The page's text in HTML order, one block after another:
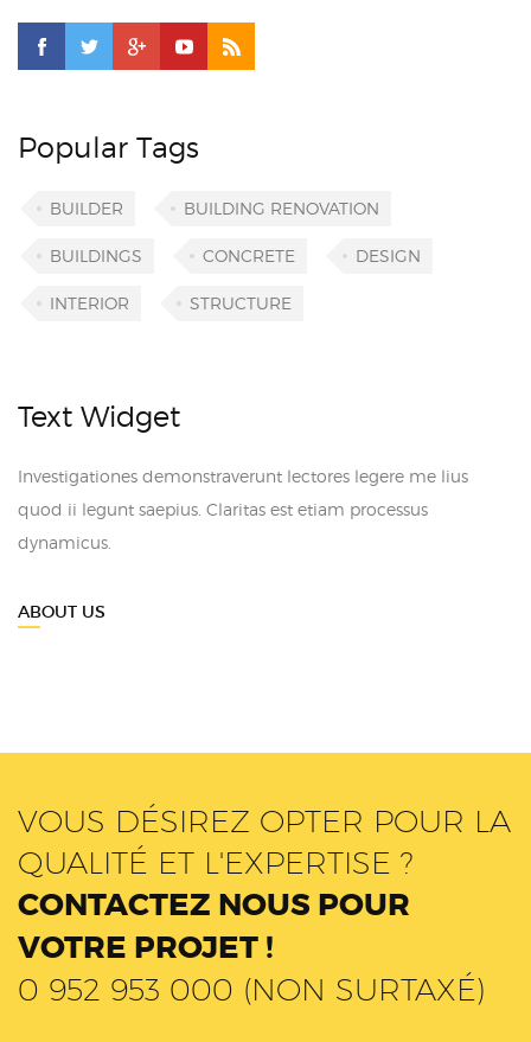
Popular Tags
BUILDER BUILDING RENOVATION
BUILDINGS CONCRETE DESIGN
INTERIOR STRUCTURE
Text Widget
Investigationes demonstraverunt lectores legere me lius
quod ii legunt saepius. Claritas est etiam processus
dynamicus.
ABOUT US
VOUS DÉSIREZ OPTER POUR LA
QUALITÉ ET L'EXPERTISE ?
CONTACTEZ NOUS POUR
VOTRE PROJET !
0 952 953 000 (NON SURTAXÉ)